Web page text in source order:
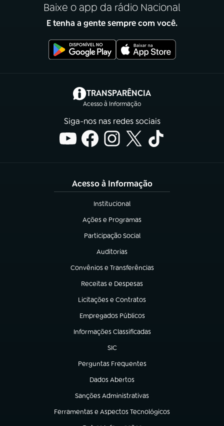
Baixe o app da rádio Nacional
E tenha a gente sempre com você.
TRANSPARÊNCIA
Acesso à Informação
(abre em nova aba)
Siga-nos nas redes sociais
Acesso à Informação
Institucional
(abre em nova aba)
Ações e Programas
(abre em nova aba)
Participação Social
(abre em nova aba)
Auditorias
(abre em nova aba)
Convênios e Transferências
(abre em nova aba)
Receitas e Despesas
(abre em nova aba)
Licitações e Contratos
(abre em nova aba)
Empregados Públicos
(abre em nova aba)
Informações Classificadas
(abre em nova aba)
SIC
(abre em nova aba)
Perguntas Frequentes
(abre em nova aba)
Dados Abertos
(abre em nova aba)
Sanções Administrativas
(abre em nova aba)
Ferramentas e Aspectos Tecnológicos
(abre em nova aba)